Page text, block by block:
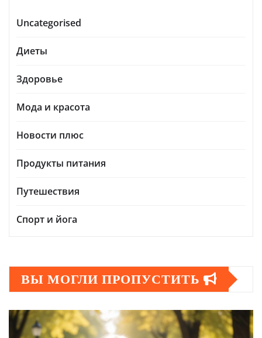
Uncategorised
Диеты
Здоровье
Мода и красота
Новости плюс
Продукты питания
Путешествия
Спорт и йога
ВЫ МОГЛИ ПРОПУСТИТЬ